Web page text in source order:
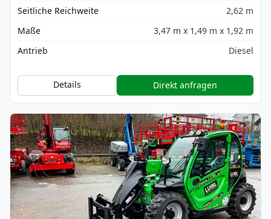
Seitliche Reichweite
2,62 m
Maße
3,47 m x 1,49 m x 1,92 m
Antrieb
Diesel
Details Direkt anfragen